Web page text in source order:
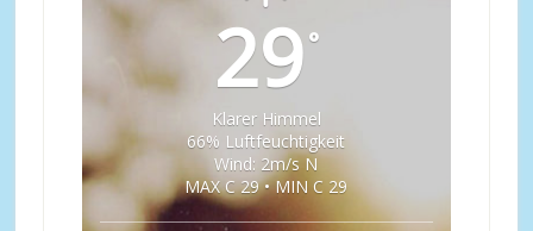
29°
Klarer Himmel
66% Luftfeuchtigkeit
Wind: 2m/s N
MAX C 29 • MIN C 29